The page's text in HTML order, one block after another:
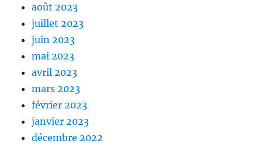
août 2023
juillet 2023
juin 2023
mai 2023
avril 2023
mars 2023
février 2023
janvier 2023
décembre 2022